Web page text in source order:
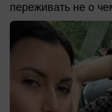
переживать не о